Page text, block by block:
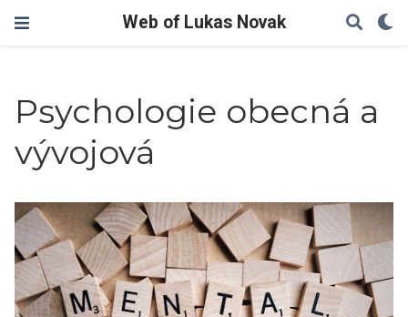
Web of Lukas Novak
Psychologie obecná a
vývojová